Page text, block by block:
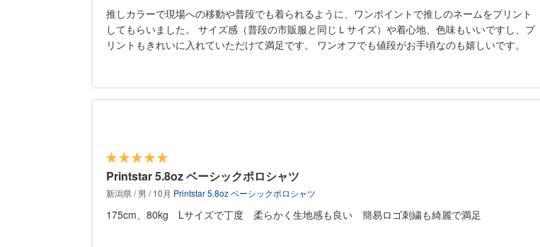
推しカラーで現場への移動や普段でも着られるように、ワンポイントで推しのネームをプリント
してもらいました。 サイズ感（普段の市販服と同じＬサイズ）や着心地、色味もいいですし、プ
リントもきれいに入れていただけて満足です。 ワンオフでも値段がお手頃なのも嬉しいです。
Printstar 5.8oz ベーシックポロシャツ
新潟県 / 男 / 10月 Printstar 5.8oz ベーシックポロシャツ
175cm、80kg Lサイズで丁度 柔らかく生地感も良い 簡易ロゴ刺繍も綺麗で満足